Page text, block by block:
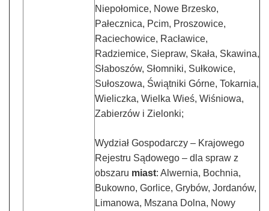
Niepołomice, Nowe Brzesko,
Pałecznica, Pcim, Proszowice,
Raciechowice, Racławice,
Radziemice, Siepraw, Skała, Skawina,
Słaboszów, Słomniki, Sułkowice,
Sułoszowa, Świątniki Górne, Tokarnia,
Wieliczka, Wielka Wieś, Wiśniowa,
Zabierzów i Zielonki;
Wydział Gospodarczy – Krajowego
Rejestru Sądowego – dla spraw z
obszaru miast: Alwernia, Bochnia,
Bukowno, Gorlice, Grybów, Jordanów,
Limanowa, Mszana Dolna, Nowy